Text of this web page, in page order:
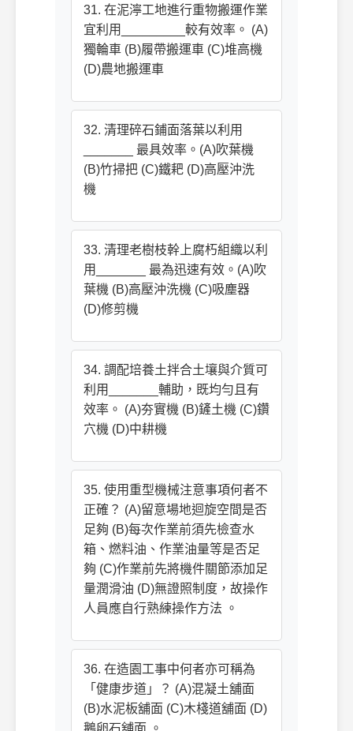
31. 在泥濘工地進行重物搬運作業
宜利用_________較有效率。 (A)
獨輪車 (B)履帶搬運車 (C)堆高機
(D)農地搬運車
32. 清理碎石鋪面落葉以利用
_______ 最具效率。(A)吹葉機
(B)竹掃把 (C)鐵耙 (D)高壓沖洗
機
33. 清理老樹枝幹上腐朽組織以利
用_______ 最為迅速有效。(A)吹
葉機 (B)高壓沖洗機 (C)吸塵器
(D)修剪機
34. 調配培養土拌合土壤與介質可
利用_______輔助，既均勻且有
效率。 (A)夯實機 (B)鏟土機 (C)鑽
穴機 (D)中耕機
35. 使用重型機械注意事項何者不
正確？ (A)留意場地迴旋空間是否
足夠 (B)每次作業前須先檢查水
箱、燃料油、作業油量等是否足
夠 (C)作業前先將機件關節添加足
量潤滑油 (D)無證照制度，故操作
人員應自行熟練操作方法 。
36. 在造園工事中何者亦可稱為
「健康步道」？ (A)混凝土舖面
(B)水泥板舖面 (C)木棧道舖面 (D)
鵝卵石舖面 。